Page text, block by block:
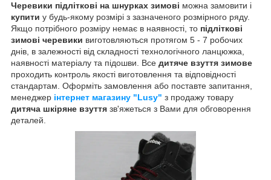
Черевики підліткові на шнурках зимові можна замовити і
купити у будь-якому розмірі з зазначеного розмірного ряду.
Якщо потрібного розміру немає в наявності, то підліткові
зимові черевики виготовляються протягом 5 - 7 робочих
днів, в залежності від складності технологічного ланцюжка,
наявності матеріалу та підошви. Все дитяче взуття зимове
проходить контроль якості виготовлення та відповідності
стандартам. Оформіть замовлення або поставте запитання,
менеджер інтернет магазину "Lusy" з продажу товару
дитяча шкіряне взуття зв'яжеться з Вами для обговорення
деталей.